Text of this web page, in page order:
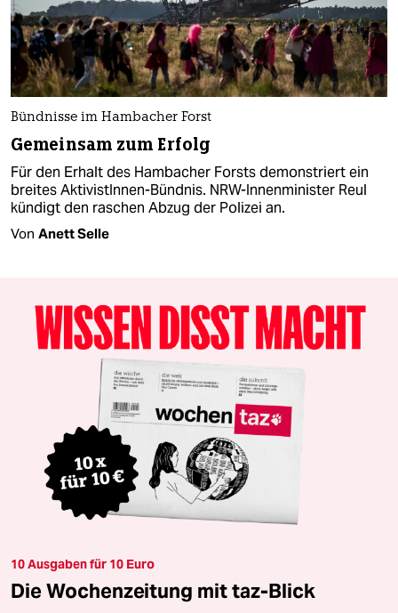
Bündnisse im Hambacher Forst
Gemeinsam zum Erfolg
Für den Erhalt des Hambacher Forsts demonstriert ein
breites AktivistInnen-Bündnis. NRW-Innenminister Reul
kündigt den raschen Abzug der Polizei an.
Von Anett Selle
10 Ausgaben für 10 Euro
Die Wochenzeitung mit taz-Blick